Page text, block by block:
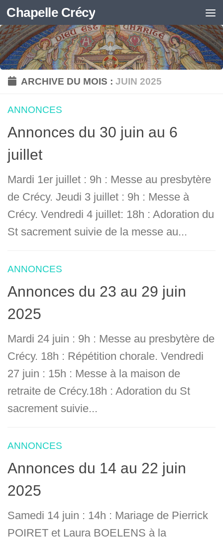
Skip to content
Chapelle Crécy
ARCHIVE DU MOIS :JUIN 2025
ANNONCES
Annonces du 30 juin au 6
juillet
Mardi 1er juillet : 9h : Messe au presbytère
de Crécy. Jeudi 3 juillet : 9h : Messe à
Crécy. Vendredi 4 juillet: 18h : Adoration du
St sacrement suivie de la messe au...
ANNONCES
Annonces du 23 au 29 juin
2025
Mardi 24 juin : 9h : Messe au presbytère de
Crécy. 18h : Répétition chorale. Vendredi
27 juin : 15h : Messe à la maison de
retraite de Crécy.18h : Adoration du St
sacrement suivie...
ANNONCES
Annonces du 14 au 22 juin
2025
Samedi 14 juin : 14h : Mariage de Pierrick
POIRET et Laura BOELENS à la